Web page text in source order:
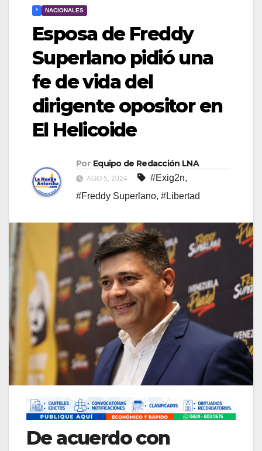
* NACIONALES
Esposa de Freddy
Superlano pidió una
fe de vida del
dirigente opositor en
El Helicoide
Por Equipo de Redacción LNA
AGO 5, 2024 #Exig2n,
#Freddy Superlano, #Libertad
De acuerdo con